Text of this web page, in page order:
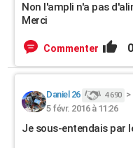
Non l'ampli n'a pas
Merci
Commenter 0
Daniel 26 4 690 >
5 févr. 2016 à 11:26
Je sous-entendais par